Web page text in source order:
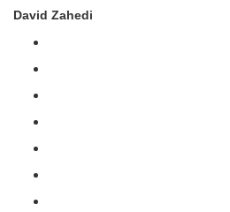
David Zahedi